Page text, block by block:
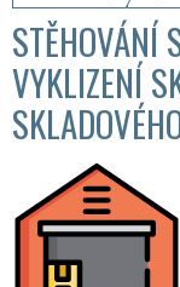
STĚHOVÁNÍ
VYKLIZENÍ